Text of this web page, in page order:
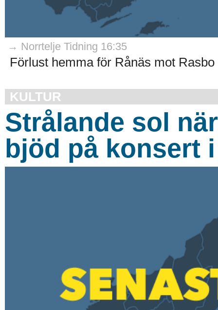
→ Norrtelje Tidning 16:35
Förlust hemma för Rånäs mot Rasbo
KULTUR
Strålande sol
bjöd på konsert